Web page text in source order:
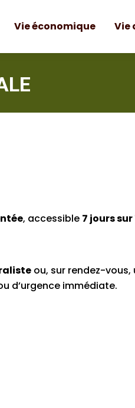
Vie économique Vie
, accessible 7 jours sur
ou, sur rendez-vous,
d’urgence immédiate.
Vie économique